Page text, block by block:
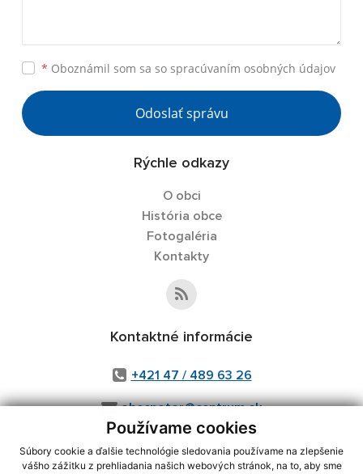
Používame cookies
Súbory cookie a ďalšie technológie sledovania používame na zlepšenie
vášho zážitku z prehliadania našich webových stránok, na to, aby sme
* Oboznámil som sa so spracúvaním osobných údajov
Odoslať správu
Rýchle odkazy
O obci
História obce
Fotogaléria
Kontakty
Kontaktné informácie
+421 47 / 489 63 26
obecpotor@centrum.sk